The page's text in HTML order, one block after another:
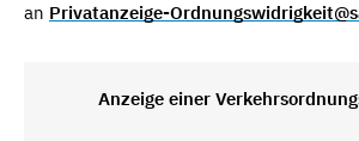
an Privatanzeige-
Anzeige einer